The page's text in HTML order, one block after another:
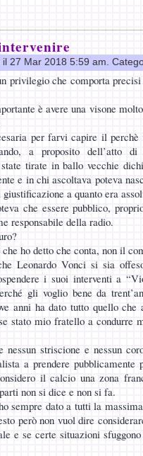
il 27 Mar 2018 5:59 am.
privilegio che comporta
è avere una visone
per farvi capire il perchè
a proposito dell’atto
tirate in ballo vecchie
e in chi ascoltava poteva
a quanto era
che essere pubblico,
responsabile della radio.
ho detto che conta, non il
Leonardo Vonci si sia
i suoi interventi a
gli voglio bene da
anni ha dato tutto quello
stato mio fratello a condurre
striscione e nessun
a prendere
il calcio una zona
non si dice e non si fa.
sempre dato a tutti la
però non vuol dire
e se certe situazioni